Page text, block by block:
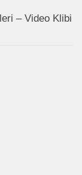
– Video Klibi